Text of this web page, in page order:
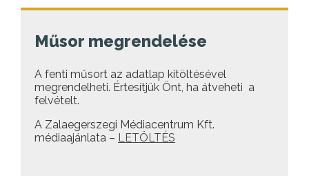
Műsor megrendelése
A fenti műsort az adatlap kitöltésével
megrendelheti. Értesítjük Önt, ha átveheti a
felvételt.
A Zalaegerszegi Médiacentrum Kft.
médiaajánlata – LETÖLTÉS